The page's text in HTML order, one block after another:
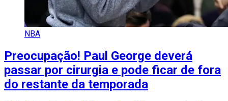
NBA
Preocupação! Paul George deverá
passar por cirurgia e pode ficar de fora
do restante da temporada